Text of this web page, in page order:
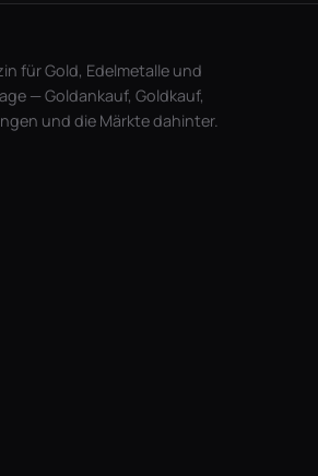
für Gold, Edelmetalle und
— Goldankauf, Goldkauf,
und die Märkte dahinter.